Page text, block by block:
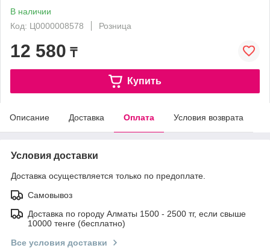
В наличии
Код: Ц0000008578
Розница
12 580 ₸
Купить
Описание Доставка Оплата Условия возврата
Условия доставки
Доставка осуществляется только по предоплате.
Самовывоз
Доставка по городу Алматы 1500 - 2500 тг, если свыше
10000 тенге (бесплатно)
Все условия доставки